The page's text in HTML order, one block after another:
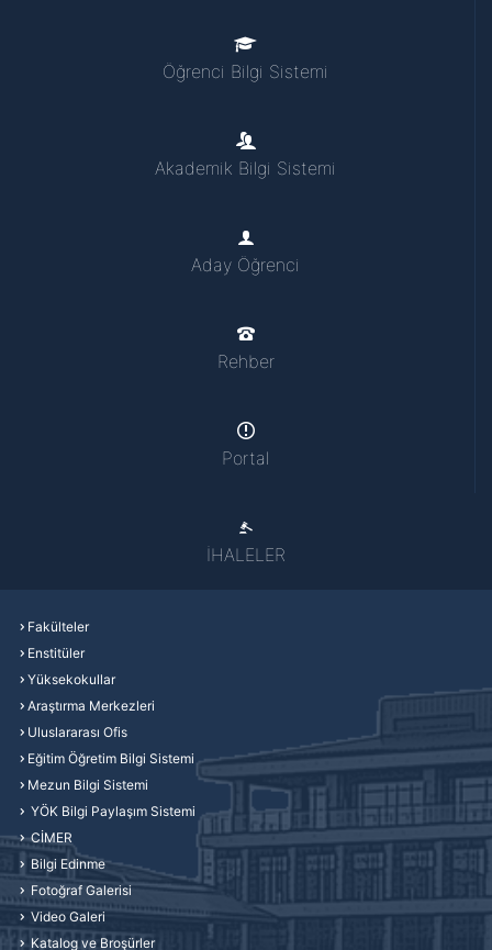
Öğrenci Bilgi Sistemi
Akademik Bilgi Sistemi
Aday Öğrenci
Rehber
Portal
İHALELER
Fakülteler
Enstitüler
Yüksekokullar
Araştırma Merkezleri
Uluslararası Ofis
Eğitim Öğretim Bilgi Sistemi
Mezun Bilgi Sistemi
YÖK Bilgi Paylaşım Sistemi
CİMER
Bilgi Edinme
Fotoğraf Galerisi
Video Galeri
Katalog ve Broşürler